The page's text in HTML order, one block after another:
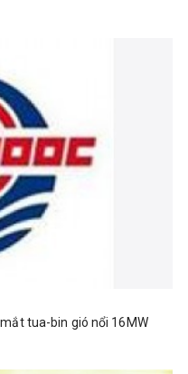
tua-bin gió nổi 16MW